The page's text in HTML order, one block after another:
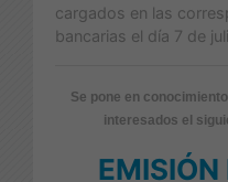
cargados en las
bancarias el día 7 de
Se pone en
interesados el
EMISIÓN